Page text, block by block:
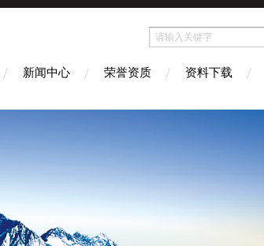
新闻中心 荣誉资质 资料下载